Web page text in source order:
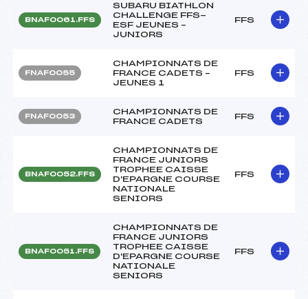
BNAF0061.FFS
SUBARU BIATHLON
CHALLENGE FFS-
ESF JEUNES –
JUNIORS
FFS
FNAF0055
CHAMPIONNATS DE
FRANCE CADETS –
JEUNES 1
FFS
FNAF0053
CHAMPIONNATS DE
FRANCE CADETS
FFS
BNAF0052.FFS
CHAMPIONNATS DE
FRANCE JUNIORS
TROPHEE CAISSE
D'EPARGNE COURSE
NATIONALE
SENIORS
FFS
BNAF0051.FFS
CHAMPIONNATS DE
FRANCE JUNIORS
TROPHEE CAISSE
D'EPARGNE COURSE
NATIONALE
SENIORS
FFS